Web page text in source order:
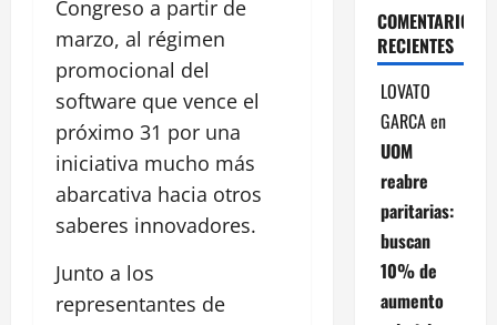
Congreso a partir de
marzo, al régimen
promocional del
software que vence el
próximo 31 por una
iniciativa mucho más
abarcativa hacia otros
saberes innovadores.
Junto a los
representantes de
COMENTARIOS
RECIENTES
LOVATO
GARCAen
UOM
reabre
paritarias:
buscan
10% de
aumento